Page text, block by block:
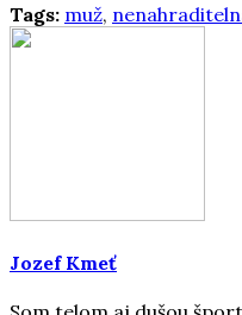
Tags: muž,
Jozef Kmeť